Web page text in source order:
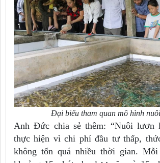
Đại biểu tham quan mô hình
Anh Đức chia sẻ thêm: “Nuôi lươn
thực hiện vì chi phí đầu tư thấp,
không tốn quá nhiều thời gian.